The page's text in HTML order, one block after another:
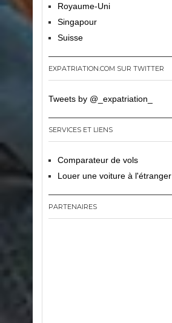
Royaume-Uni
Singapour
Suisse
EXPATRIATION.COM SUR TWITTER
Tweets by @_expatriation_
SERVICES ET LIENS
Comparateur de vols
Louer une voiture à l'étranger
PARTENAIRES